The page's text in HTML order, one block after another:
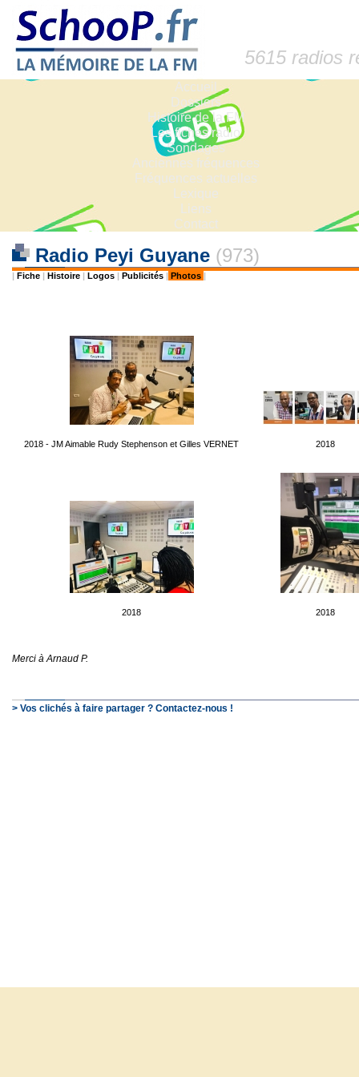
5615 radios
Accueil
Dossiers
Histoire de la FM
Les fiches radio
Sondages
Anciennes fréquences
Fréquences actuelles
Lexique
Liens
Contact
Radio Peyi Guyane (973)
| Fiche | Histoire | Logos | Publicités | Photos |
2018 - JM Aimable Rudy Stephenson et Gilles VERNET 2018
2018 2018
Merci à Arnaud P.
> Vos clichés à faire partager ? Contactez-nous !